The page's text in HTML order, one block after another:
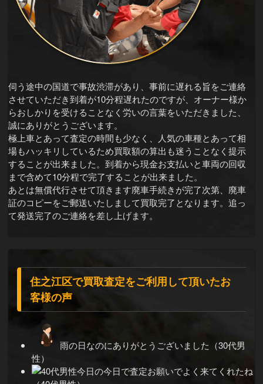
伺う途中の国道で事故渋滞があり、事前に遅れる旨をご連絡
させていただき到着が10分程遅れたのですが、オーナー様か
らおしかりを受けることなく労いの言葉をいただきました、
誠にありがとうございます。
極上車とあって査定の時間も少なく、人気の車種とあって相
場もハッキリしているため買取額の算出も迷うことなく提示
することが出来ました。到着から現金お支払いと車両の回収
まで含めて10分程で完了することが出来ました。
あとは無償代行させて頂きます廃車手続きが完了次第、廃車
証のコピーをご郵送いたしまして買取完了となります。追っ
て発送完了のご連絡を差し上げます。
住之江区で買取査定をご利用して頂いたお
客様の声
雨の日なのにありがとうございました（30代男
性）
今日の今日で査定お願いでよく来てくれたね